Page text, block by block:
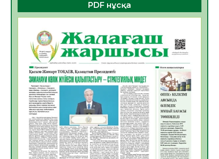
ҚҰРЫЛТАЙ САЙЛАУЫ – БОЛАШАҚҚА
БАСТАР ЖАУАПТЫ ТАҢДАУ
06.08.2026
Инфекциялық ауруларға қарсы иммундау
жұмыстарының тиімділігі
06.08.2026
51
Көкжөтел ауруы туралы
06.08.2026
48
АПВ вакцинасы туралы мәлімет
06.08.2026
47
PDF нұсқа